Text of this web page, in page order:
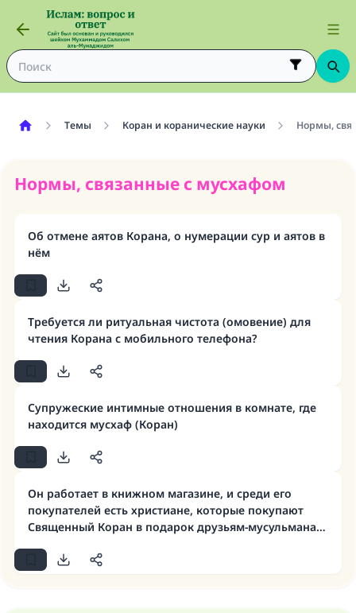
Темы Коран и коранические науки Нормы,
Нормы, связанные с мусхафом
Об отмене аятов Корана, о нумерации сур и аятов в
нём
Требуется ли ритуальная чистота (омовение) для
чтения Корана с мобильного телефона?
Супружеские интимные отношения в комнате, где
находится мусхаф (Коран)
Он работает в книжном магазине, и среди его
покупателей есть христиане, которые покупают
Священный Коран в подарок друзьям-мусульманам.
Ответ № 110845 помог сохранить
Помогите нам предоставить ответы Умме
Посланник Аллаха, мир ему и
«Указавшему на благое (полагается) такая